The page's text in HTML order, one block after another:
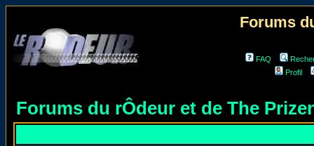
Forums
FAQ
Profil
Forums du rÔdeur et de The